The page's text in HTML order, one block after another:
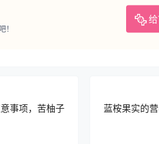
！
事项，苦柚子
蓝桉果实的